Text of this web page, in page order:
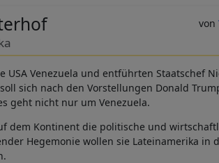
USA Venezuela und entführten Staatschef
sich nach den Vorstellungen Donald
geht nicht nur um Venezuela.
dem Kontinent die politische und
Hegemonie wollen sie Lateinamerika in